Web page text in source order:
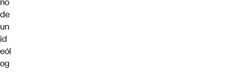
no
de
un
id
eól
og